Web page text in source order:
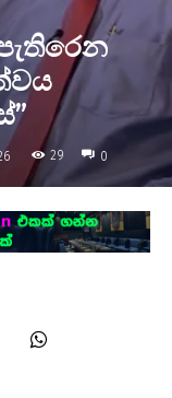
29 0